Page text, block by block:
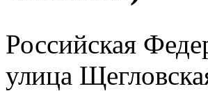
Российская
улица